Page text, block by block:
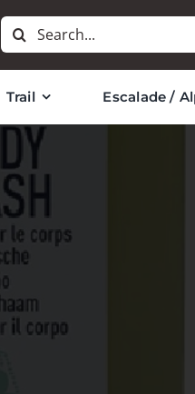
Rechercher:
Trail Escalade /